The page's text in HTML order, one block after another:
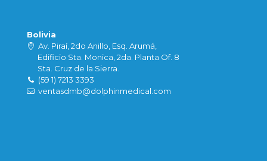
Bolivia
Av. Piraí, 2do Anillo, Esq. Arumá,
Edificio Sta. Monica, 2da. Planta Of. 8
Sta. Cruz de la Sierra.
(59 1) 7213 3393
ventasdmb@dolphinmedical.com